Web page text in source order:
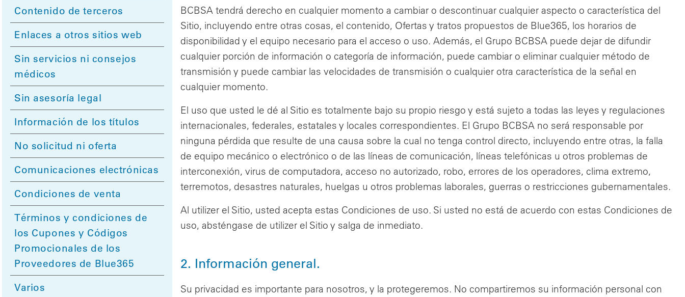
Contenido de terceros
Enlaces a otros sitios web
Sin servicios ni consejos
médicos
Sin asesoría legal
Información de los títulos
No solicitud ni oferta
Comunicaciones electrónicas
Condiciones de venta
Términos y condiciones de
los Cupones y Códigos
Promocionales de los
Proveedores de Blue365
Varios
BCBSA tendrá derecho en cualquier momento a cambiar o descontinuar cualquier aspecto o característica del
Sitio, incluyendo entre otras cosas, el contenido, Ofertas y tratos propuestos de Blue365, los horarios de
disponibilidad y el equipo necesario para el acceso o uso. Además, el Grupo BCBSA puede dejar de difundir
cualquier porción de información o categoría de información, puede cambiar o eliminar cualquier método de
transmisión y puede cambiar las velocidades de transmisión o cualquier otra característica de la señal en
cualquier momento.
El uso que usted le dé al Sitio es totalmente bajo su propio riesgo y está sujeto a todas las leyes y regulaciones
internacionales, federales, estatales y locales correspondientes. El Grupo BCBSA no será responsable por
ninguna pérdida que resulte de una causa sobre la cual no tenga control directo, incluyendo entre otras, la falla
de equipo mecánico o electrónico o de las líneas de comunicación, líneas telefónicas u otros problemas de
interconexión, virus de computadora, acceso no autorizado, robo, errores de los operadores, clima extremo,
terremotos, desastres naturales, huelgas u otros problemas laborales, guerras o restricciones gubernamentales.
Al utilizer el Sitio, usted acepta estas Condiciones de uso. Si usted no está de acuerdo con estas Condiciones de
uso, absténgase de utilizer el Sitio y salga de inmediato.
2. Información general.
Su privacidad es importante para nosotros, y la protegeremos. No compartiremos su información personal con